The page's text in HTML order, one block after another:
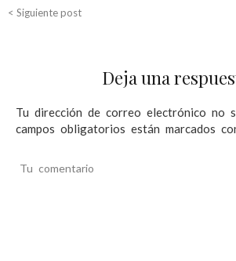
ó
e
n
< Siguiente post
Deja una
Tu dirección de correo electrónico no
campos obligatorios están marcados
Tu comentario